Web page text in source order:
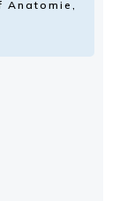
Anatomie,